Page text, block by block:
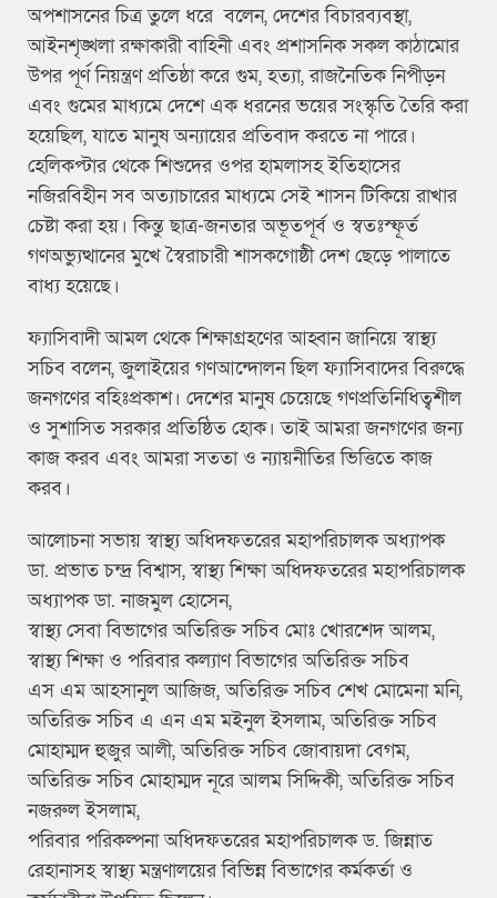
অপশাসনের চিত্র তুলে ধরে বলেন, দেশের বিচারব্যবস্থা,
আইনশৃঙ্খলা রক্ষাকারী বাহিনী এবং প্রশাসনিক সকল কাঠামোর
উপর পূর্ণ নিয়ন্ত্রণ প্রতিষ্ঠা করে গুম, হত্যা, রাজনৈতিক নিপীড়ন
এবং গুমের মাধ্যমে দেশে এক ধরনের ভয়ের সংস্কৃতি তৈরি করা
হয়েছিল, যাতে মানুষ অন্যায়ের প্রতিবাদ করতে না পারে।
হেলিকপ্টার থেকে শিশুদের ওপর হামলাসহ ইতিহাসের
নজিরবিহীন সব অত্যাচারের মাধ্যমে সেই শাসন টিকিয়ে রাখার
চেষ্টা করা হয়। কিন্তু ছাত্র-জনতার অভূতপূর্ব ও স্বতঃস্ফূর্ত
গণঅভ্যুত্থানের মুখে স্বৈরাচারী শাসকগোষ্ঠী দেশ ছেড়ে পালাতে
বাধ্য হয়েছে।
ফ্যাসিবাদী আমল থেকে শিক্ষাগ্রহণের আহ্বান জানিয়ে স্বাস্থ্য
সচিব বলেন, জুলাইয়ের গণআন্দোলন ছিল ফ্যাসিবাদের বিরুদ্ধে
জনগণের বহিঃপ্রকাশ। দেশের মানুষ চেয়েছে গণপ্রতিনিধিত্বশীল
ও সুশাসিত সরকার প্রতিষ্ঠিত হোক। তাই আমরা জনগণের জন্য
কাজ করব এবং আমরা সততা ও ন্যায়নীতির ভিত্তিতে কাজ
করব।
আলোচনা সভায় স্বাস্থ্য অধিদফতরের মহাপরিচালক অধ্যাপক
ডা. প্রভাত চন্দ্র বিশ্বাস, স্বাস্থ্য শিক্ষা অধিদফতরের মহাপরিচালক
অধ্যাপক ডা. নাজমুল হোসেন,
স্বাস্থ্য সেবা বিভাগের অতিরিক্ত সচিব মোঃ খোরশেদ আলম,
স্বাস্থ্য শিক্ষা ও পরিবার কল্যাণ বিভাগের অতিরিক্ত সচিব
এস এম আহসানুল আজিজ, অতিরিক্ত সচিব শেখ মোমেনা মনি,
অতিরিক্ত সচিব এ এন এম মইনুল ইসলাম, অতিরিক্ত সচিব
মোহাম্মদ হুজুর আলী, অতিরিক্ত সচিব জোবায়দা বেগম,
অতিরিক্ত সচিব মোহাম্মদ নূরে আলম সিদ্দিকী, অতিরিক্ত সচিব
নজরুল ইসলাম,
পরিবার পরিকল্পনা অধিদফতরের মহাপরিচালক ড. জিন্নাত
রেহানাসহ স্বাস্থ্য মন্ত্রণালয়ের বিভিন্ন বিভাগের কর্মকর্তা ও